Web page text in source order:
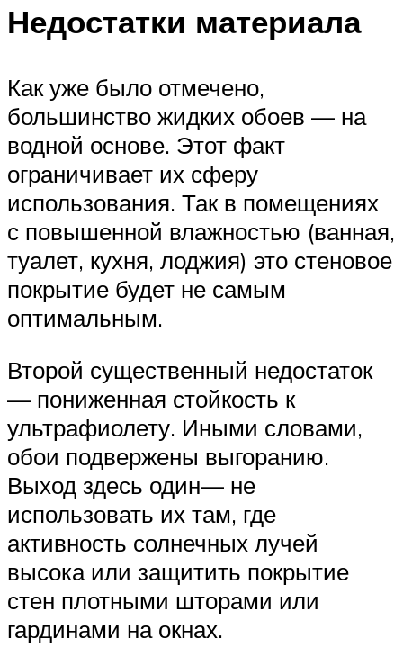
Недостатки материала
Как уже было отмечено,
большинство жидких обоев — на
водной основе. Этот факт
ограничивает их сферу
использования. Так в помещениях
с повышенной влажностью (ванная,
туалет, кухня, лоджия) это стеновое
покрытие будет не самым
оптимальным.
Второй существенный недостаток
— пониженная стойкость к
ультрафиолету. Иными словами,
обои подвержены выгоранию.
Выход здесь один— не
использовать их там, где
активность солнечных лучей
высока или защитить покрытие
стен плотными шторами или
гардинами на окнах.